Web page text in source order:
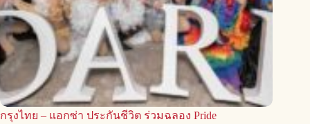
กรุงไทย – แอกซ่า ประกันชีวิต ร่วมฉลอง Pride